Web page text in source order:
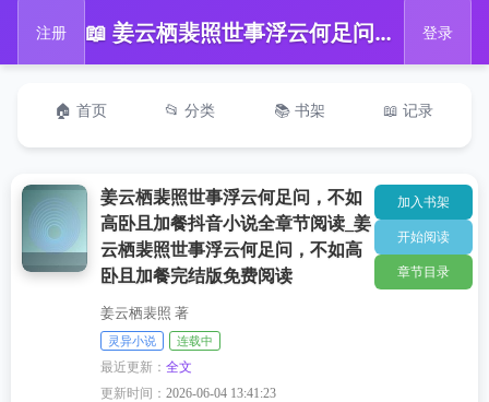
注册 📖 姜云栖裴照世事浮云何足问，不如高卧且加餐抖音小说全章节阅读_姜云栖裴照世事浮云何足问，不如高卧且加餐完结版免费阅读 登录
🏠 首页 📂 分类 📚 书架 📖 记录
姜云栖裴照世事浮云何足问，不如
高卧且加餐抖音小说全章节阅读_姜
云栖裴照世事浮云何足问，不如高
卧且加餐完结版免费阅读
姜云栖裴照 著
灵异小说 连载中
最近更新：全文
更新时间：2026-06-04 13:41:23
加入书架
开始阅读
章节目录